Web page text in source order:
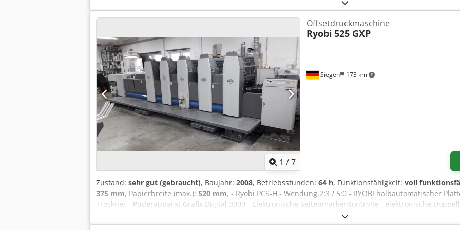
aufweisen kann. Das Gerät ist auf Funktion getestet Ein Testausdruck ist auf dem Foto zu sehen
sich das Gerät zu unseren Geschäftszeiten anschauen. Vereinbaren Sie hierfür bitte einen Termin! Eine
Versand auf Anfrage möglich! Vor Versand oder Abholung wird für Sie ein Funktionstest auf Video
können Sie sich natürlich auch persönlich mit uns in Verbindung setzen.
1 /7
Siegen 173 km
Offsetdruckmaschine
Ryobi 525 GXP
Zustand: sehr gut (gebraucht), Baujahr: 2008, Betriebsstunden: 64 h, Funktionsfähigkeit: voll
375 mm, Papierbreite (max.): 520 mm, - Ryobi PCS-H - Wendung 2:3 / 5:0 - RYOBI halbautomatischer
Trockner - Puderapparat Grafix Digital 3000 - Elektronische Seitenmarkenkontrolle - elektronische
Doppelbogenkontrolle - Hochstapel Ausleger - Schuppenanleger - automatische